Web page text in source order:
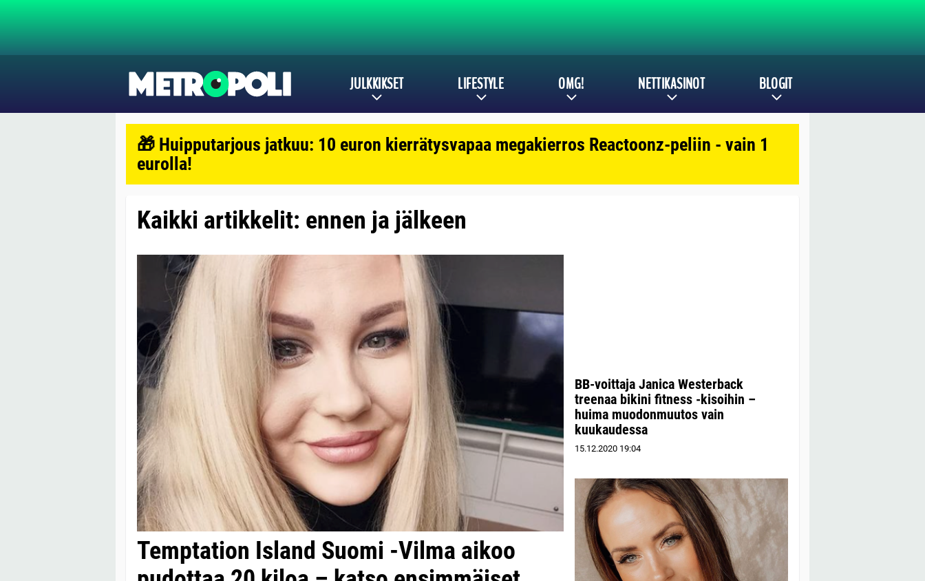
JULKKIKSET LIFESTYLE OMG! NETTIKASINOT BLOGIT
🎁 Huipputarjous jatkuu: 10 euron kierrätysvapaa megakierros Reactoonz-peliin - vain 1
eurolla!
Kaikki artikkelit: ennen ja jälkeen
Temptation Island Suomi -Vilma aikoo
BB-voittaja Janica Westerback
treenaa bikini fitness -kisoihin –
huima muodonmuutos vain
kuukaudessa
15.12.2020 19:04